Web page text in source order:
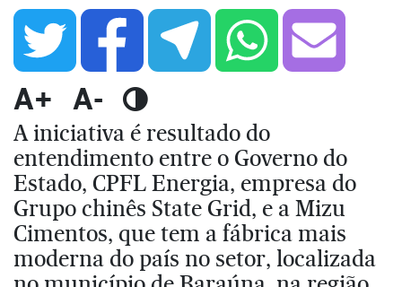
A+ A-
A iniciativa é resultado do
entendimento entre o Governo do
Estado, CPFL Energia, empresa do
Grupo chinês State Grid, e a Mizu
Cimentos, que tem a fábrica mais
moderna do país no setor, localizada